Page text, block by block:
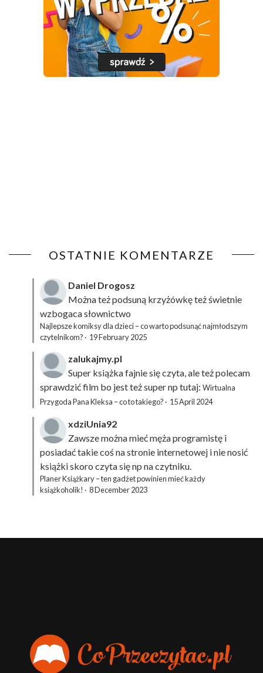
OSTATNIE KOMENTARZE
Daniel Drogosz
Można też podsuną krzyżówkęteż świetnie
wzbogaca słownictwo
Najlepsze komiksy dla dzieci – co warto podsunąć najmłodszym
czytelnikom? · 19 February 2025
zalukajmy.pl
Super książka fajnie się czyta, ale też polecam
sprawdzić film bo jest też super np tutaj: Wirtualna
Przygoda Pana Kleksa – co to takiego? · 15 April 2024
xdziUnia92
Zawsze można mieć męża programistę i
posiadać takie coś na stronie internetowej i nie nosić
książki skoro czyta się np na czytniku.
Planer Książkary – ten gadżet powinien mieć każdy
książkoholik! · 8 December 2023